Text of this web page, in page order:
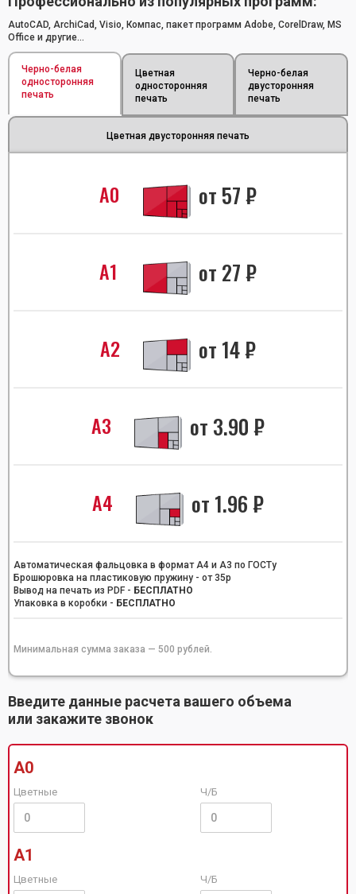
AutoCAD, ArchiCad, Visio, Компас, пакет программ Adobe, CorelDraw, MS
Office и другие...
Черно-белая
односторонняя
печать
Цветная
односторонняя
печать
Черно-белая
двусторонняя
печать
Цветная двусторонняя печать
А0 от 57₽
А1 от 27₽
А2 от 14₽
А3 от 3.90₽
А4 от 1.96₽
Автоматическая фальцовка в формат А4 и А3 по ГОСТу
Брошюровка на пластиковую пружину - от 35р
Вывод на печать из PDF - БЕСПЛАТНО
Упаковка в коробки - БЕСПЛАТНО
Минимальная сумма заказа — 500 рублей.
Введите данные расчета вашего объема
или закажите звонок
А0
Цветные Ч/Б
А1
Цветные Ч/Б